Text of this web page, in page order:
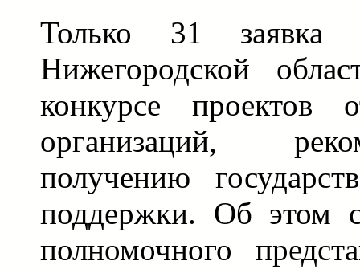
Только 31
Нижегородской
конкурсе проектов
организаций,
получению
поддержки. Об этом
полномочного